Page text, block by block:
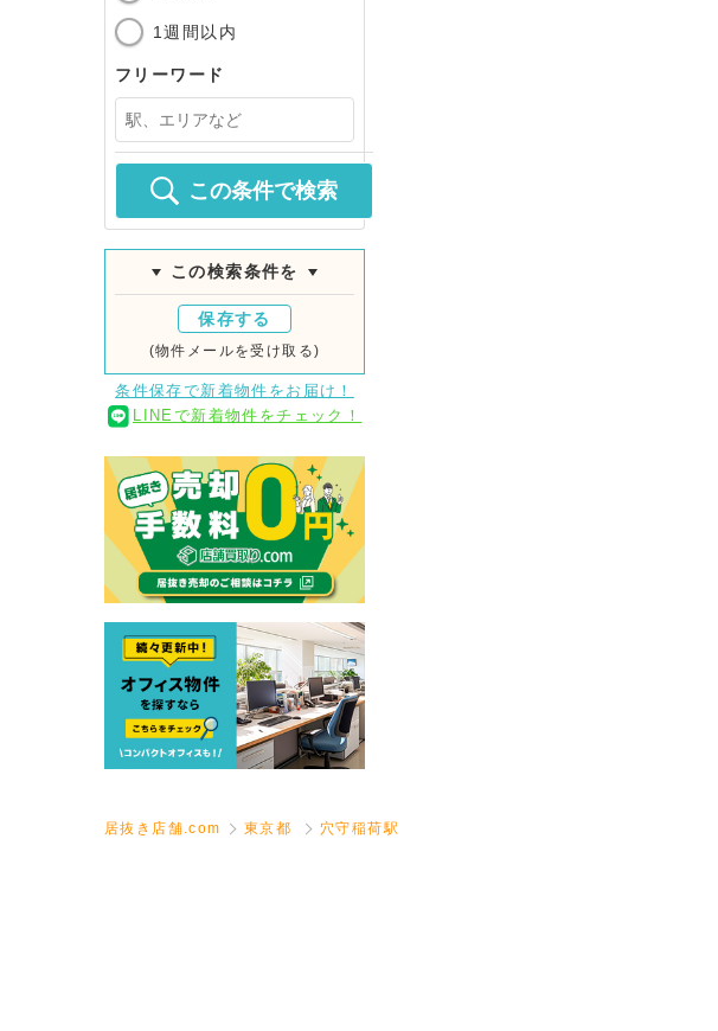
1週間以内
フリーワード
この条件で検索
この検索条件を
保存する
(物件メールを受け取る)
条件保存で新着物件をお届け！
LINEで新着物件をチェック！
居抜き店舗.com 東京都 穴守稲荷駅